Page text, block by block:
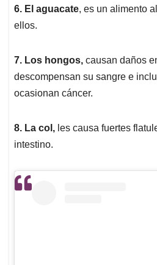
6. El aguacate, es un alimento
ellos.
7. Los hongos, causan daños
descompensan su sangre e
ocasionan cáncer.
8. La col, les causa fuertes
intestino.